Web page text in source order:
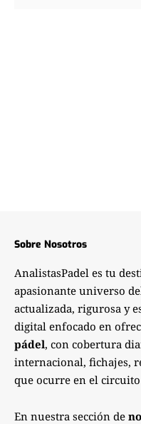
Sobre Nosotros
AnalistasPadel es tu
apasionante universo
actualizada, rigurosa y
digital enfocado en
pádel, con cobertura
internacional, fichajes,
que ocurre en el
En nuestra sección de